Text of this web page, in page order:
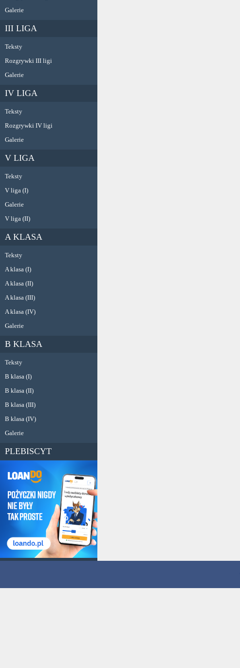
Galerie
III LIGA
Teksty
Rozgrywki III ligi
Galerie
IV LIGA
Teksty
Rozgrywki IV ligi
Galerie
V LIGA
Teksty
V liga (I)
Galerie
V liga (II)
A KLASA
Teksty
A klasa (I)
A klasa (II)
A klasa (III)
A klasa (IV)
Galerie
B KLASA
Teksty
B klasa (I)
B klasa (II)
B klasa (III)
B klasa (IV)
Galerie
PLEBISCYT